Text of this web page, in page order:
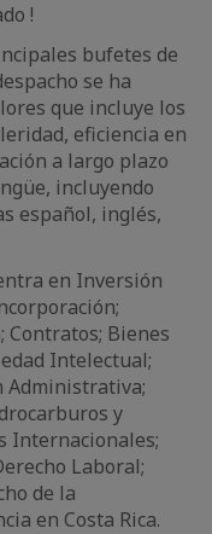
!
bufetes de
se ha
que incluye los
eficiencia en
a largo plazo
incluyendo
español, inglés,
en Inversión
Contratos; Bienes
Intelectual;
Administrativa;
y
Internacionales;
Laboral;
de la
en Costa Rica.